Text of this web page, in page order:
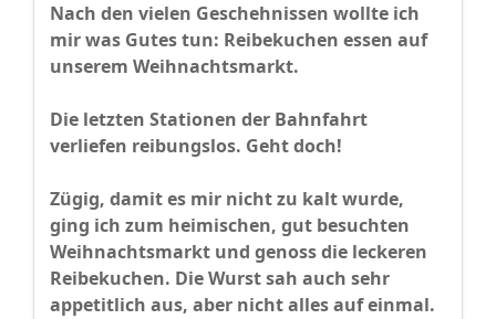
Nach den vielen Geschehnissen wollte ich
mir was Gutes tun: Reibekuchen essen auf
unserem Weihnachtsmarkt.
Die letzten Stationen der Bahnfahrt
verliefen reibungslos. Geht doch!
Zügig, damit es mir nicht zu kalt wurde,
ging ich zum heimischen, gut besuchten
Weihnachtsmarkt und genoss die leckeren
Reibekuchen. Die Wurst sah auch sehr
appetitlich aus, aber nicht alles auf einmal.